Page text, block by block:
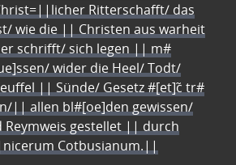
Ritterschafft/ das
wie die || Christen aus warheit
schrifft/ sich legen || m#
wider die Heel/ Todt/
|| Sünde/ Gesetz #[et]c̃ tr#
|| allen bl#[oe]den gewissen/
gestellet || durch
Cotbusianum.||